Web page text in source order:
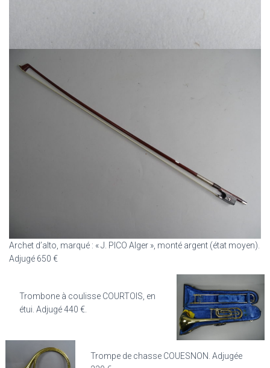
Archet d’alto, marqué : « J. PICO Alger », monté argent (état moyen).
Adjugé 650 €
Trombone à coulisse COURTOIS, en
étui. Adjugé 440 €.
Trompe de chasse COUESNON. Adjugée